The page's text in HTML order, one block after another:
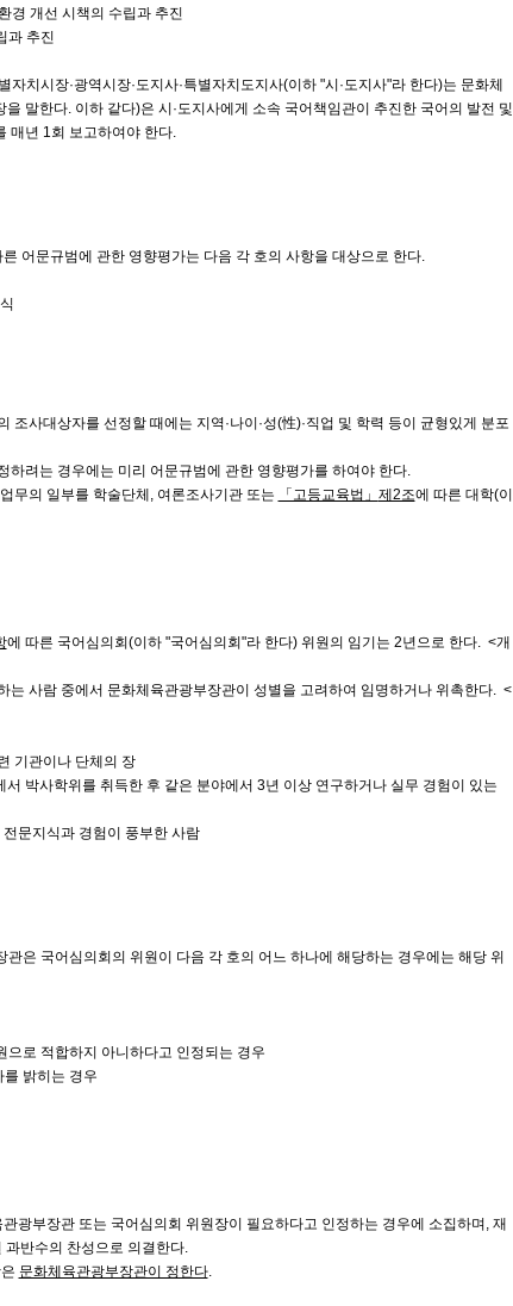
경 개선 시책의 수립과 추진
과 추진
치시장·광역시장·도지사·특별자치도지사(이하 "시·도지사"라 한다)는 문화체
말한다. 이하 같다)은 시·도지사에게 소속 국어책임관이 추진한 국어의 발전 및
매년 1회 보고하여야 한다.
른 어문규범에 관한 영향평가는 다음 각 호의 사항을 대상으로 한다.
사대상자를 선정할 때에는 지역·나이·성(性)·직업 및 학력 등이 균형있게 분포
려는 경우에는 미리 어문규범에 관한 영향평가를 하여야 한다.
무의 일부를 학술단체, 여론조사기관 또는
「고등교육법」 제2조에 따른 대학(이
에 따른 국어심의회(이하 "국어심의회"라 한다) 위원의 임기는 2년으로 한다. <개
사람 중에서 문화체육관광부장관이 성별을 고려하여 임명하거나 위촉한다. <
기관이나 단체의 장
박사학위를 취득한 후 같은 분야에서 3년 이상 연구하거나 실무 경험이 있는
문지식과 경험이 풍부한 사람
은 국어심의회의 위원이 다음 각 호의 어느 하나에 해당하는 경우에는 해당 위
로 적합하지 아니하다고 인정되는 경우
밝히는 경우
광부장관 또는 국어심의회 위원장이 필요하다고 인정하는 경우에 소집하며, 재
반수의 찬성으로 의결한다.
문화체육관광부장관이 정한다.